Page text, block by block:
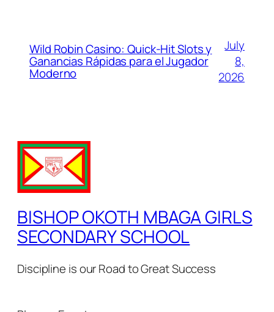
Wild Robin Casino: Quick‑Hit Slots y
Ganancias Rápidas para el Jugador
Moderno
July
8,
2026
BISHOP OKOTH MBAGA GIRLS
SECONDARY SCHOOL
Discipline is our Road to Great Success